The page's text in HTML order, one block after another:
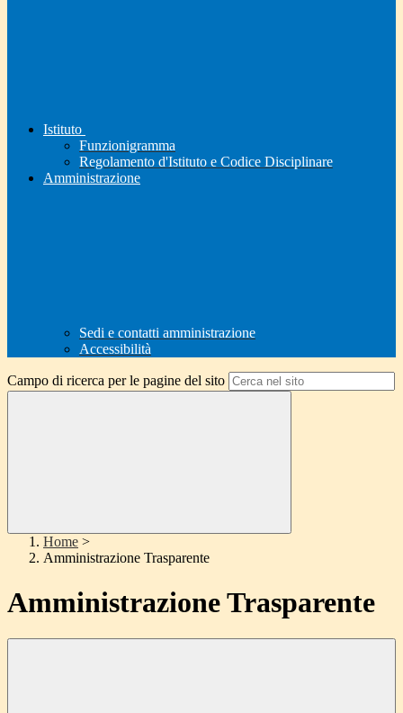
Istituto
Funzionigramma
Regolamento d'Istituto e Codice Disciplinare
Amministrazione
Sedi e contatti amministrazione
Accessibilità
Campo di ricerca per le pagine del sito
Home >
Amministrazione Trasparente
Amministrazione Trasparente